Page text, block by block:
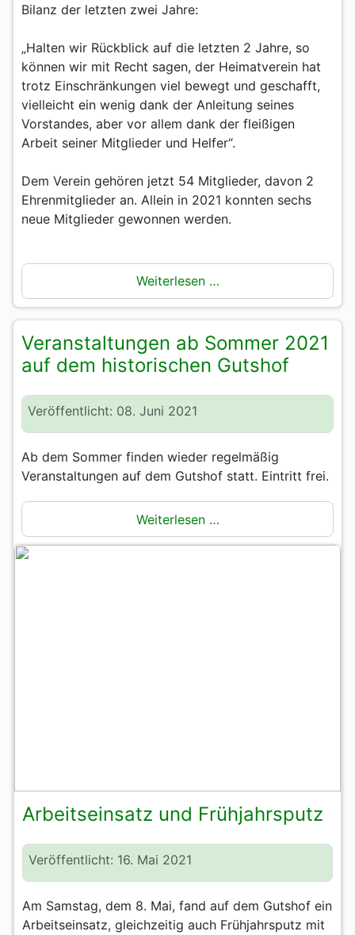
Bilanz der letzten zwei Jahre:
„Halten wir Rückblick auf die letzten 2 Jahre, so
können wir mit Recht sagen, der Heimatverein hat
trotz Einschränkungen viel bewegt und geschafft,
vielleicht ein wenig dank der Anleitung seines
Vorstandes, aber vor allem dank der fleißigen
Arbeit seiner Mitglieder und Helfer“.
Dem Verein gehören jetzt 54 Mitglieder, davon 2
Ehrenmitglieder an. Allein in 2021 konnten sechs
neue Mitglieder gewonnen werden.
Weiterlesen …
Veranstaltungen ab Sommer 2021
auf dem historischen Gutshof
Veröffentlicht: 08. Juni 2021
Ab dem Sommer finden wieder regelmäßig
Veranstaltungen auf dem Gutshof statt. Eintritt frei.
Weiterlesen …
Arbeitseinsatz und Frühjahrsputz
Veröffentlicht: 16. Mai 2021
Am Samstag, dem 8. Mai, fand auf dem Gutshof ein
Arbeitseinsatz, gleichzeitig auch Frühjahrsputz mit